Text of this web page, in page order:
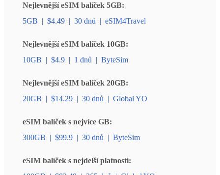
Nejlevnější eSIM balíček 5GB:
5GB | $4.49 | 30 dnů | eSIM4Travel
Nejlevnější eSIM balíček 10GB:
10GB | $4.9 | 1 dnů | ByteSim
Nejlevnější eSIM balíček 20GB:
20GB | $14.29 | 30 dnů | Global YO
eSIM balíček s nejvíce GB:
300GB | $99.9 | 30 dnů | ByteSim
eSIM balíček s nejdelší platností: